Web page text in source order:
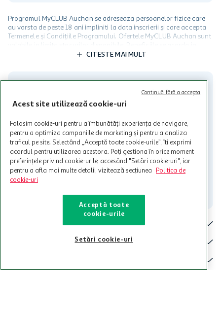
Programul MyCLUB Auchan se adreseaza persoanelor fizice care
au varsta de peste 18 ani impliniti la data inscrierii și care accepta
Termenele și Condițiile Programului. Ofertele MyCLUB Auchan sunt
valabile in limita stocurilor disponibile. Beneficiile se acorda in
limita a 12 unitati / card client o singura data in perioada promotiei.
nu poate fi utilizat in legatura cu alti comercianți sau pentru alte
activitati in afara celor mentionate in Termene si Conditii. Auchan
care aceste este suspendat sau in perioada in care sunt efectuate
CITESTE MAI MULT
Contacteaza-ne!
Iti stam mereu la dispozitie.
021-9141 contact@auchan.ro
Acest site utilizează cookie-uri
Folosim cookie-uri pentru a îmbunătăți experiența de navigare,
pentru a optimiza campaniile de marketing și pentru a analiza
traficul pe site. Selectând „Acceptă toate cookie-urile”, îți exprimi
acordul pentru utilizarea acestora. Poți gestiona în orice moment
preferințele privind cookie-urile, accesând "Setări cookie-uri", iar
pentru a afla mai multe detalii, vizitează secțiunea
Politica de
cookie-uri
Acceptă toate
cookie-urile
Setări cookie-uri
Continuă fără a accepta